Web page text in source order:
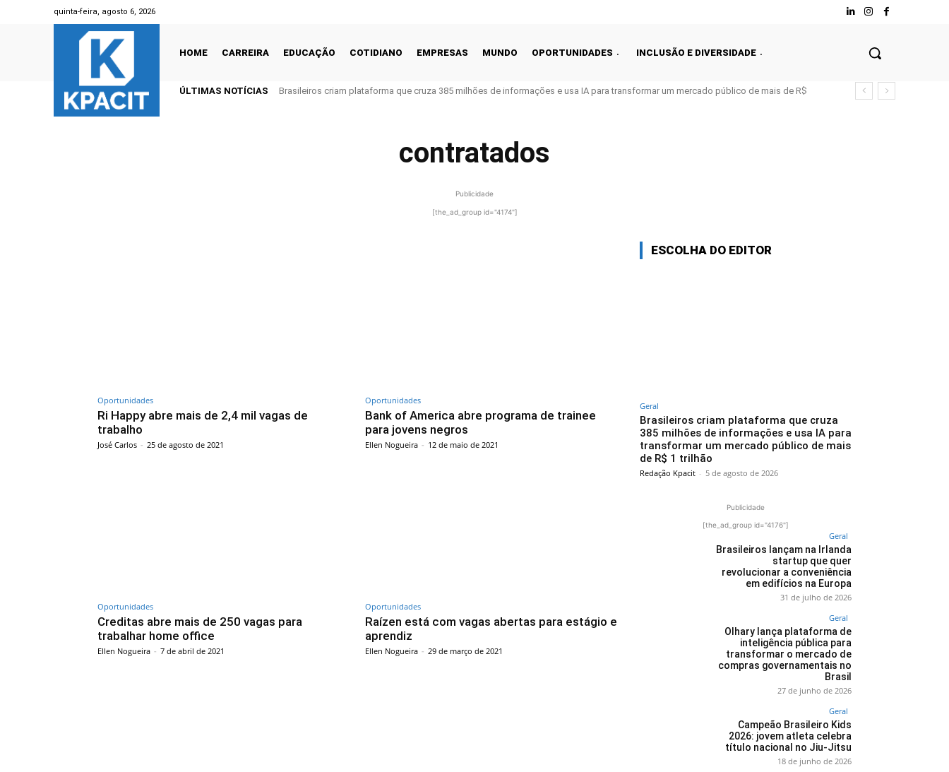
quinta-feira, agosto 6, 2026
HOME CARREIRA EDUCAÇÃO COTIDIANO EMPRESAS MUNDO OPORTUNIDADES INCLUSÃO E DIVERSIDADE
ÚLTIMAS NOTÍCIAS
Brasileiros criam plataforma que cruza 385 milhões de informações e usa IA para transformar um mercado público de mais de R$
contratados
Publicidade
[the_ad_group id="4174"]
Oportunidades
Ri Happy abre mais de 2,4 mil vagas de
trabalho
José Carlos - 25 de agosto de 2021
Oportunidades
Bank of America abre programa de trainee
para jovens negros
Ellen Nogueira - 12 de maio de 2021
Oportunidades
Creditas abre mais de 250 vagas para
trabalhar home office
Ellen Nogueira - 7 de abril de 2021
Oportunidades
Raízen está com vagas abertas para estágio e
aprendiz
Ellen Nogueira - 29 de março de 2021
ESCOLHA DO EDITOR
Geral
Brasileiros criam plataforma que cruza
385 milhões de informações e usa IA para
transformar um mercado público de mais
de R$ 1 trilhão
Redação Kpacit - 5 de agosto de 2026
Publicidade
[the_ad_group id="4176"]
Geral
Brasileiros lançam na Irlanda
startup que quer
revolucionar a conveniência
em edifícios na Europa
31 de julho de 2026
Geral
Olhary lança plataforma de
inteligência pública para
transformar o mercado de
compras governamentais no
Brasil
27 de junho de 2026
Geral
Campeão Brasileiro Kids
2026: jovem atleta celebra
título nacional no Jiu-Jitsu
18 de junho de 2026